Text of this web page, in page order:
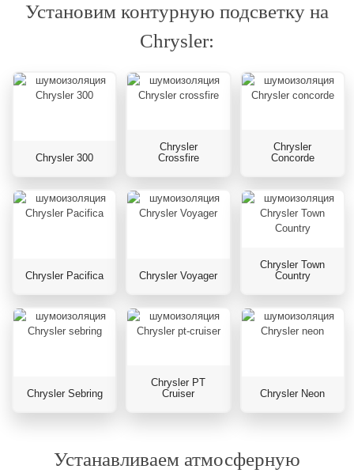
Установим контурную подсветку на
Chrysler:
Chrysler 300
Chrysler
Crossfire
Chrysler
Concorde
Chrysler Pacifica Chrysler Voyager
Chrysler Town
Country
Chrysler Sebring
Chrysler PT
Cruiser
Chrysler Neon
Устанавливаем атмосферную